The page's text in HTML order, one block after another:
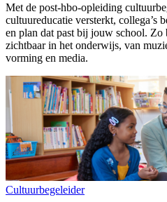
Met de post-hbo-opleiding
cultuureducatie versterkt, collega’s
en plan dat past bij jouw school. Zo
zichtbaar in het onderwijs, van
vorming en media.
Cultuurbegeleider